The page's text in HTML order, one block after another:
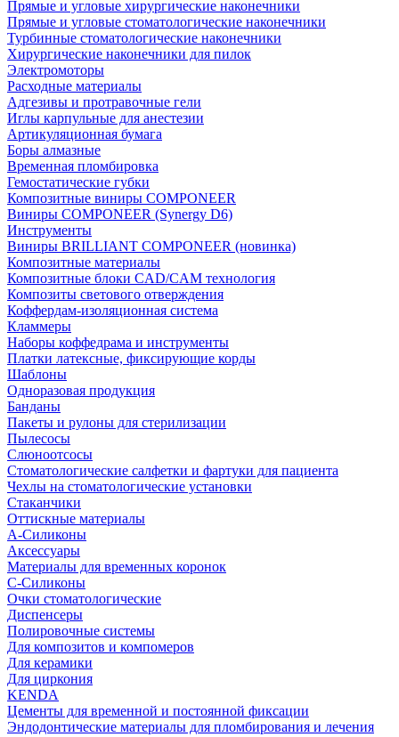
Прямые и угловые хирургические наконечники
Прямые и угловые стоматологические наконечники
Турбинные стоматологические наконечники
Хирургические наконечники для пилок
Электромоторы
Расходные материалы
Адгезивы и протравочные гели
Иглы карпульные для анестезии
Артикуляционная бумага
Боры алмазные
Временная пломбировка
Гемостатические губки
Композитные виниры COMPONEER
Виниры COMPONEER (Synergy D6)
Инструменты
Виниры BRILLIANT COMPONEER (новинка)
Композитные материалы
Композитные блоки CAD/СAM технология
Композиты светового отверждения
Коффердам-изоляционная система
Кламмеры
Наборы коффедрама и инструменты
Платки латексные, фиксирующие корды
Шаблоны
Одноразовая продукция
Банданы
Пакеты и рулоны для стерилизации
Пылесосы
Слюноотсосы
Стоматологические салфетки и фартуки для пациента
Чехлы на стоматологические установки
Стаканчики
Оттискные материалы
А-Силиконы
Аксессуары
Материалы для временных коронок
С-Силиконы
Очки стоматологические
Диспенсеры
Полировочные системы
Для композитов и компомеров
Для керамики
Для циркония
KENDA
Цементы для временной и постоянной фиксации
Эндодонтические материалы для пломбирования и лечения